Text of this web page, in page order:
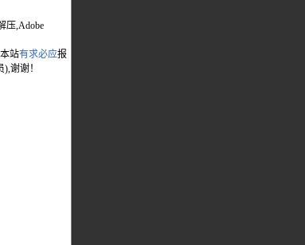
压,Adobe
站有求必应报
谢谢！